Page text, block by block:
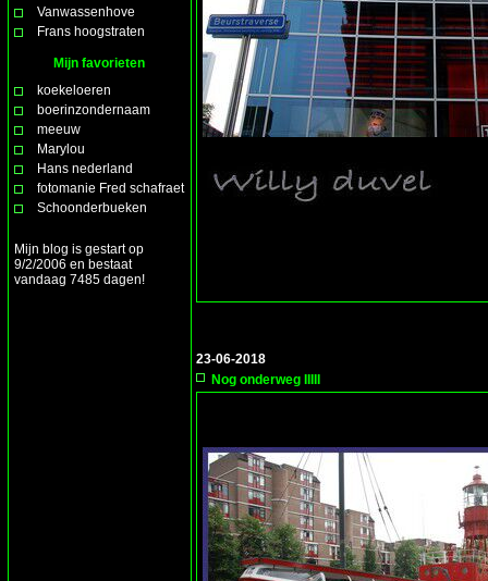
Vanwassenhove
Frans hoogstraten
Mijn favorieten
koekeloeren
boerinzondernaam
meeuw
Marylou
Hans nederland
fotomanie Fred schafraet
Schoonderbueken
Mijn blog is gestart op
9/2/2006 en bestaat
vandaag 7485 dagen!
23-06-2018
Nog onderweg IIIII